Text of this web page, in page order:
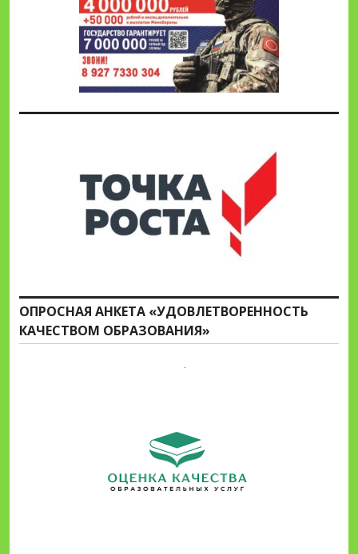
ОПРОСНАЯ АНКЕТА «УДОВЛЕТВОРЕННОСТЬ
КАЧЕСТВОМ ОБРАЗОВАНИЯ»